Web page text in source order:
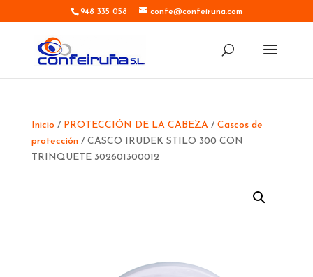
948 335 058 confe@confeiruna.com
Inicio / PROTECCIÓN DE LA CABEZA/ Cascos de
protección/ CASCO IRUDEK STILO 300 CON
TRINQUETE 302601300012